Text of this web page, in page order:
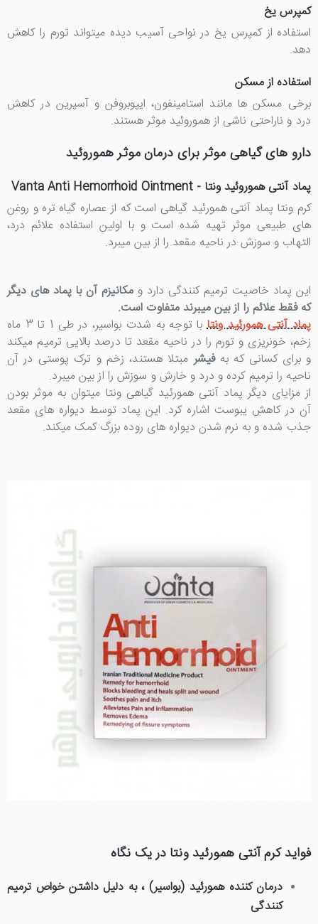
کمپرس یخ
استفاده از کمپرس یخ در نواحی آسیب دیده میتواند تورم را کاهش
دهد.
استفاده از مسکن
برخی مسکن ها مانند استامینفون، ایپوبروفن و آسپرین در کاهش
درد و ناراحتی ناشی از هموروئید موثر هستند.
دارو های گیاهی موثر برای درمان موثر هموروئید
پماد آنتی هموروئید ونتا - Vanta Anti Hemorrhoid Ointment
کرم ونتا پماد آنتی همورئید گیاهی است که از عصاره گیاه تره و روغن
های طبیعی موثر تهیه شده است و با اولین استفاده علائم درد،
التهاب و سوزش در ناحیه مقعد را از بین میبرد.
این پماد خاصیت ترمیم کنندگی دارد ومکانیزم آن با پماد های دیگر
که فقط علائم را از بین میبرند متفاوت است.
پماد آنتی همورئید ونتا
با توجه به شدت بواسیر، در طی 1 تا 3 ماه
زخم، خونریزی و تورم را در ناحیه مقعد تا درصد بالایی ترمیم میکند
و برای کسانی که بهفیشرمبتلا هستند، زخم و ترک پوستی در آن
ناحیه را ترمیم کرده و درد و خارش و سوزش را از بین میبرد.
از مزایای دیگر پماد آنتی همورئید گیاهی ونتا میتوان به موثر بودن
آن در کاهش یبوست اشاره کرد. این پماد توسط دیواره های مقعد
جذب شده و به نرم شدن دیواره های روده بزرگ کمک میکند.
فواید کرم آنتی همورئید ونتا در یک نگاه
درمان کننده همورئید (بواسیر) ،به دلیل داشتن خواص ترمیم
کنندگی